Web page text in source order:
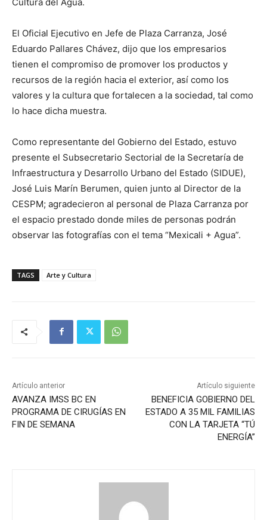
El Oficial Ejecutivo en Jefe de Plaza Carranza, José
Eduardo Pallares Chávez, dijo que los empresarios
tienen el compromiso de promover los productos y
recursos de la región hacia el exterior, así como los
valores y la cultura que fortalecen a la sociedad, tal como
lo hace dicha muestra.
Como representante del Gobierno del Estado, estuvo
presente el Subsecretario Sectorial de la Secretaría de
Infraestructura y Desarrollo Urbano del Estado (SIDUE),
José Luis Marín Berumen, quien junto al Director de la
CESPM; agradecieron al personal de Plaza Carranza por
el espacio prestado donde miles de personas podrán
observar las fotografías con el tema “Mexicali + Agua”.
TAGS Arte y Cultura
Artículo anterior
AVANZA IMSS BC EN
PROGRAMA DE CIRUGÍAS EN
FIN DE SEMANA
Artículo siguiente
BENEFICIA GOBIERNO DEL
ESTADO A 35 MIL FAMILIAS
CON LA TARJETA “TÚ
ENERGÍA”